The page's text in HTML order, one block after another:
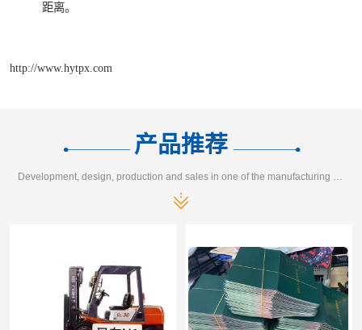
距离。
http://www.hytpx.com
产品推荐